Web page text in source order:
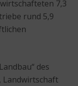
7,3
rund 5,9
des
Landwirtschaft